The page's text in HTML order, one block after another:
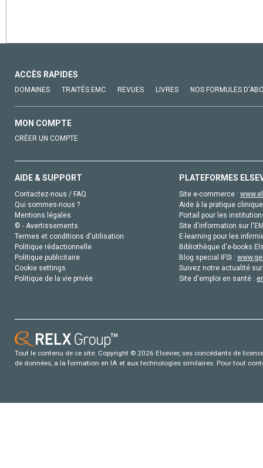
ACCÈS RAPIDES
DOMAINES TRAITÉS EMC REVUES LIVRES NOS FORMULES
MON COMPTE
CRÉER UN COMPTE
AIDE & SUPPORT
Contactez-nous / FAQ
Qui sommes-nous ?
Mentions légales
© - Avertissements
Termes et conditions d'utilisation
Politique rédactionnelle
Politique publicitaire
Cookie settings
Politique de la vie privée
PLATEFORMES
Site e-commerce :
Aide à la pratique
Portail pour les
Site d'information sur
E-learning pour les
Bibliothèque d'e-books
Blog special IFSI :
Suivez notre actualité
Site d'emploi en santé :
Tout le contenu de ce site: Copyright © 2026 Elsevier, ses concédants de
de données, a la formation en IA et aux technologies similaires. Pour tout